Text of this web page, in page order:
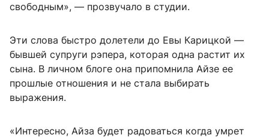
свободным», — прозвучало в студии.
Эти слова быстро долетели до Евы Карицкой —
бывшей супруги рэпера, которая одна растит их
сына. В личном блоге она припомнила Айзе ее
прошлые отношения и не стала выбирать
выражения.
«Интересно, Айза будет радоваться когда умрет